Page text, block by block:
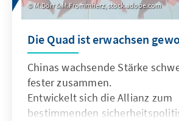
M.Dörr & M.Frommherz, stock.adobe.com
Die Quad ist erwachsen
Chinas wachsende Stärke
fester zusammen.
Entwickelt sich die Allianz zum
bestimmenden